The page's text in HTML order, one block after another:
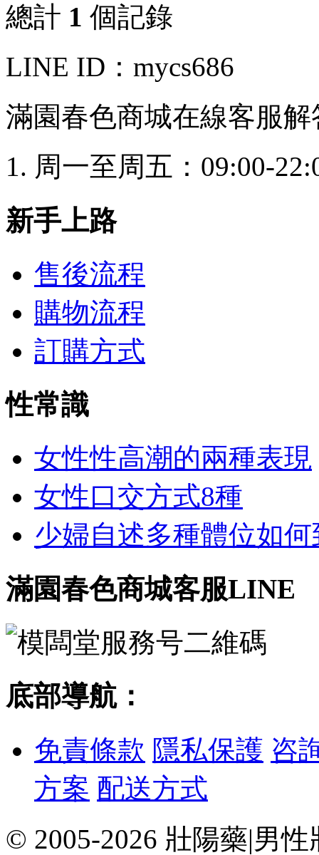
總計 1 個記錄
LINE ID：mycs686
滿園春色商城在線客服解
周一至周五：09:00-
新手上路
售後流程
購物流程
訂購方式
性常識
女性性高潮的兩種表現
女性口交方式8種
少婦自述多種體位如
滿園春色商城客服LINE
底部導航：
免責條款 隱私保護 咨
方案 配送方式
© 2005-2026 壯陽藥|男